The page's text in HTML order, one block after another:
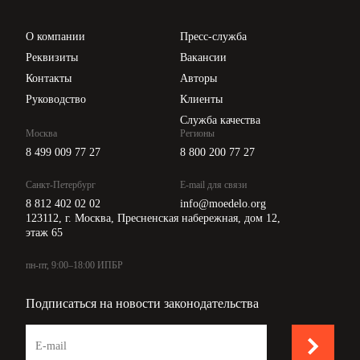
О компании
Реквизиты
Контакты
Руководство
Пресс-служба
Вакансии
Авторы
Клиенты
Служба качества
Москва
8 499 009 77 27
Санкт-Петербург
8 812 402 02 02
Регионы
8 800 200 77 27
E-mail для связи
info@moedelo.org
123112, г. Москва, Пресненская набережная, дом 12,
этаж 65
пн-пт, 9:00–18:00 ИПБР
Подписаться на новости законодательства